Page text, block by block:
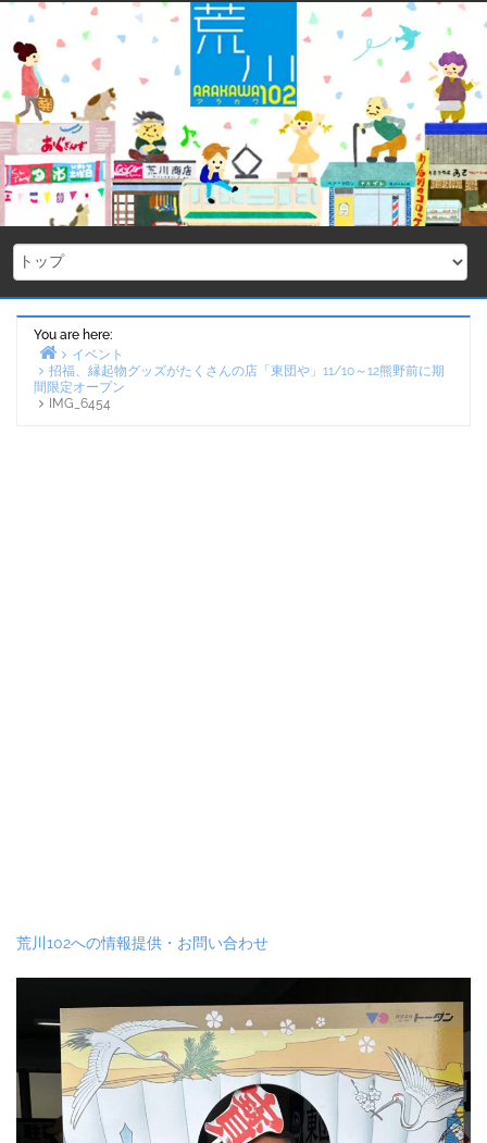
Skip
content
You are here:
Home
イベント
招福、縁起物グッズがたくさんの店「東団や」11/10～12熊野前に期
間限定オープン
IMG_6454
荒川102への情報提供・お問い合わせ